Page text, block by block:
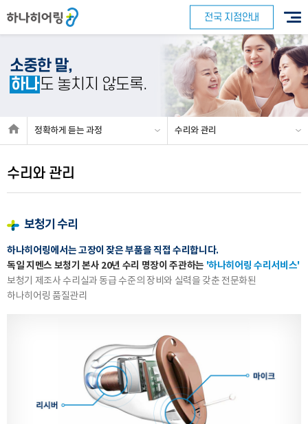
전국 지점안내
소중한 말,
하나도 놓치지 않도록.
정확하게듣는 과정 수리와 관리
수리와 관리
보청기 수리
하나히어링에서는 고장이 잦은 부품을 직접 수리합니다.
독일 지멘스 보청기 본사 20년 수리 명장이 주관하는 '하나히어링 수리서비스'
보청기 제조사 수리실과 동급 수준의 장비와 실력을 갖춘 전문화된
하나히어링 품질관리